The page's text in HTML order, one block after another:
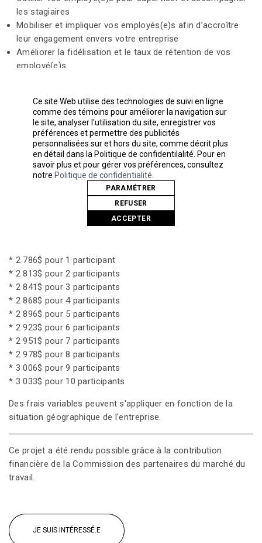
les stagiaires
Mobiliser et impliquer vos employés(e)s afin d’accroître
leur engagement envers votre entreprise
Améliorer la fidélisation et le taux de rétention de vos
employé(e)s
Avantages pour les employés(e)s
Développer de nouvelles compétences
Bénéficier d’une opportunité d’avancement professionnel
Se sentir impliqué (e) dans la prise de décisions
Coût de la formation subventionnée
Remboursement salarial de 50% du taux horaire
* 2 786$ pour 1 participant
* 2 813$ pour 2 participants
* 2 841$ pour 3 participants
* 2 868$ pour 4 participants
* 2 896$ pour 5 participants
* 2 923$ pour 6 participants
* 2 951$ pour 7 participants
* 2 978$ pour 8 participants
* 3 006$ pour 9 participants
* 3 033$ pour 10 participants
Des frais variables peuvent s'appliquer en fonction de la
situation géographique de l'entreprise.
Ce projet a été rendu possible grâce à la contribution
financière de la Commission des partenaires du marché du
travail.
JE SUIS INTÉRESSÉ.E
Ce site Web utilise des technologies de suivi en ligne
comme des témoins pour améliorer la navigation sur
le site, analyser l'utilisation du site, enregistrer vos
préférences et permettre des publicités
personnalisées sur et hors du site, comme décrit plus
en détail dans la Politique de confidentilalité. Pour en
savoir plus et pour gérer vos préférences, consultez
notre Politique de confidentialité
PARAMÉTRER
REFUSER
ACCEPTER